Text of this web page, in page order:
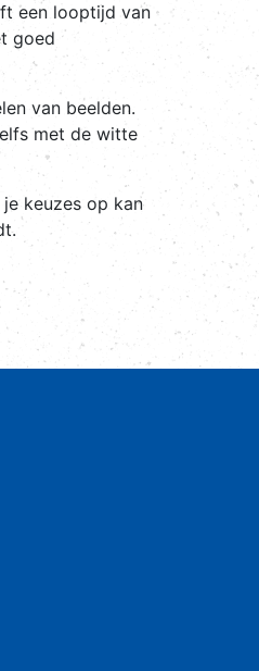
een looptijd van
goed
van beelden.
met de witte
keuzes op kan